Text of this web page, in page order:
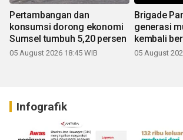
Pertambangan dan
konsumsi dorong ekonomi
Sumsel tumbuh 5,20 persen
05 August 2026 18:45 WIB
Brigade
generasi
kembali
05 August
Infografik